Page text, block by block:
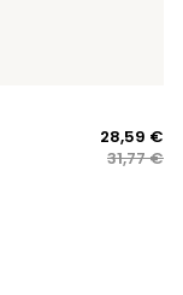
31,77€
28,59 €